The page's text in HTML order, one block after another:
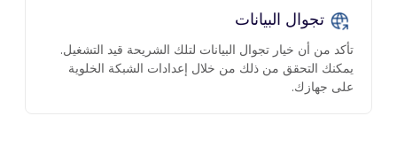
تجوال البيانات
تأكد من أن خيار تجوال البيانات لتلك الشريحة قيد التشغيل.
يمكنك التحقق من ذلك من خلال إعدادات الشبكة الخلوية
على جهازك.